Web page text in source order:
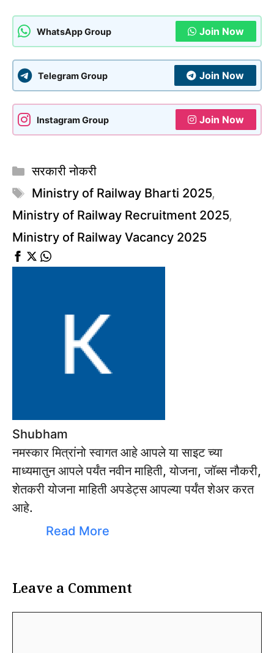
WhatsApp Group Join Now
Telegram Group Join Now
Instagram Group Join Now
Categories
सरकारी नोकरी
Tags
Ministry of Railway Bharti 2025,
Ministry of Railway Recruitment 2025,
Ministry of Railway Vacancy 2025
Shubham
नमस्कार मित्रांनो स्वागत आहे आपले या साइट च्या
माध्यमातुन आपले पर्यंत नवीन माहिती, योजना, जॉब्स नौकरी,
शेतकरी योजना माहिती अपडेट्स आपल्या पर्यंत शेअर करत
आहे.
Read More
Leave a Comment